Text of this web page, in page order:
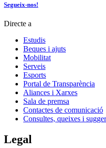
Segueix-nos!
Directe a
Estudis
Beques i ajuts
Mobilitat
Serveis
Esports
Portal de Transparència
Aliances i Xarxes
Sala de premsa
Contactes de comunicació
Consultes, queixes i
Legal